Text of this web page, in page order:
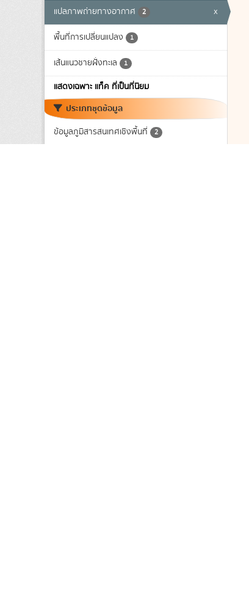
แปลภาพถ่ายทางอากาศ 2 x
พื้นที่การเปลี่ยนแปลง 1
เส้นแนวชายฝั่งทะเล 1
แสดงเฉพาะ แท็ค ที่เป็นที่นิยม
ประเภทชุดข้อมูล
ข้อมูลภูมิสารสนเทศเชิงพื้นที่ 2